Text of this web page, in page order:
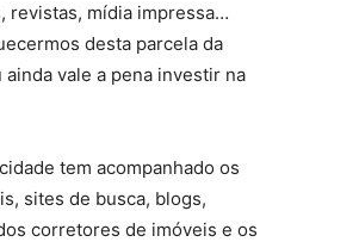
revistas, mídia impressa…
desta parcela da
ainda vale a pena investir na
tem acompanhado os
sites de busca, blogs,
corretores de imóveis e os